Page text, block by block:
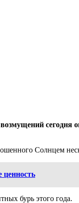
сегодня
Солнцем
ценность
бурь этого года.